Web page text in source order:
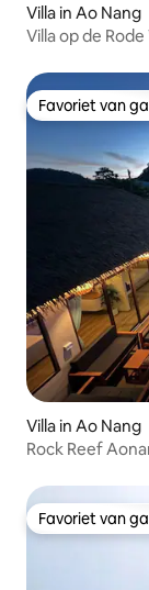
Villa in Ao Nang
Villa op de
Favoriet van
Favoriet van
Villa in Ao Nang
Rock Reef
Favoriet van
Favoriet van